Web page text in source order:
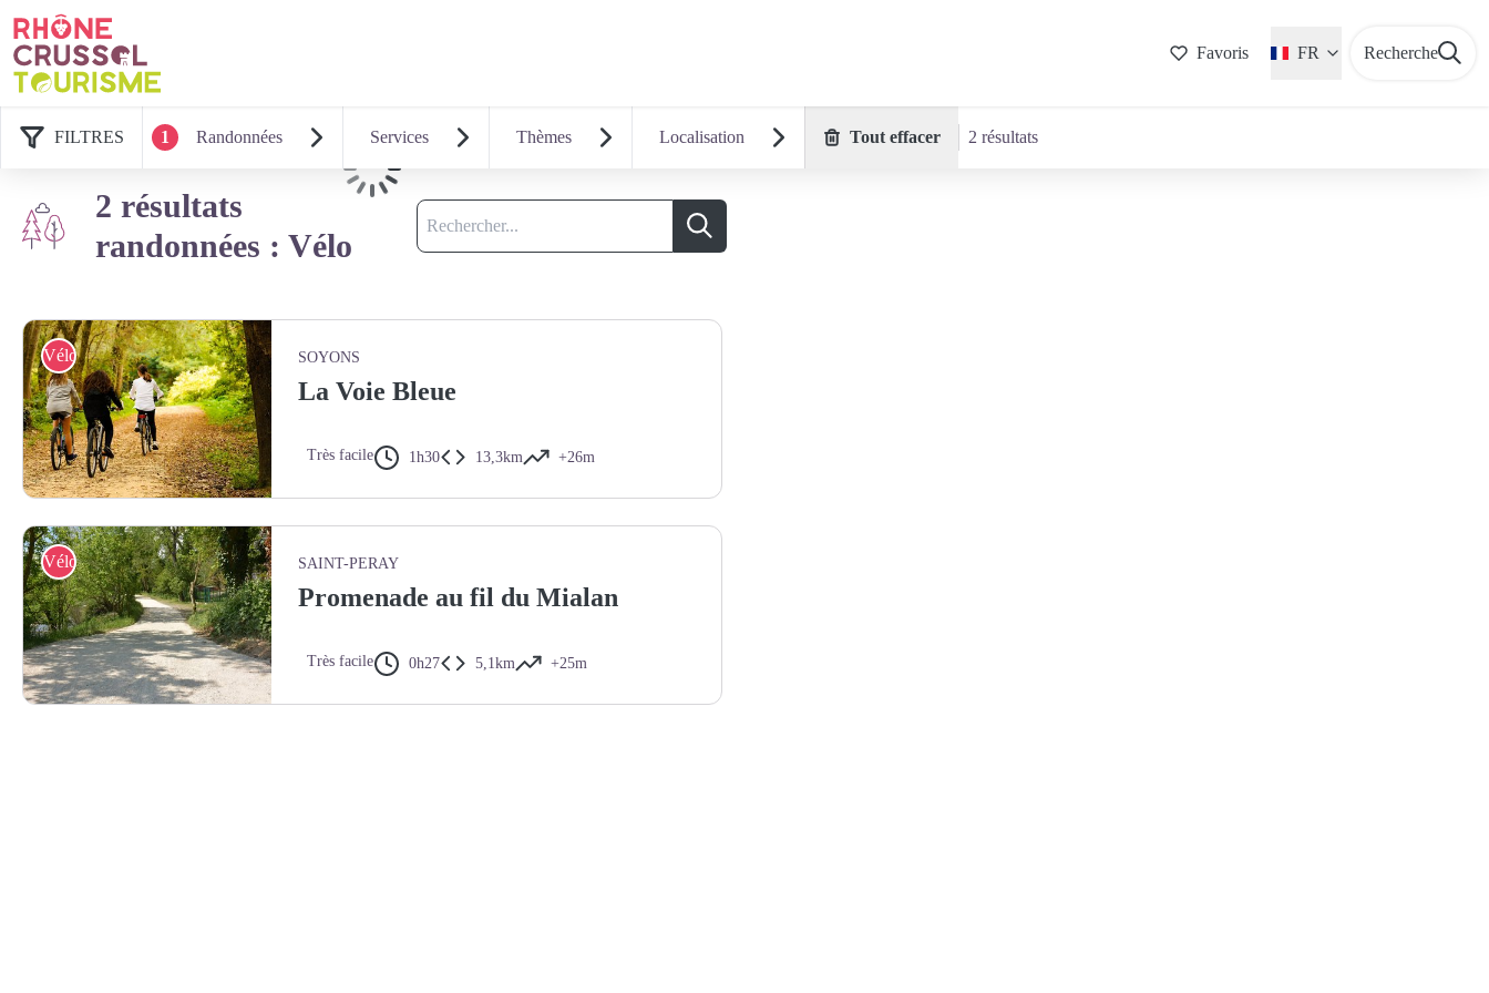
Favoris FR Recherche
FILTRES 1 Randonnées Services Thèmes Localisation Tout effacer 2 résultats
2 résultats
randonnées : Vélo
Recherche
Recherche
Vélo SOYONS
La Voie Bleue
Très facile 1h30 13,3km +26m
Vélo SAINT-PERAY
Promenade au fil du Mialan
Très facile 0h27 5,1km +25m
Chargement